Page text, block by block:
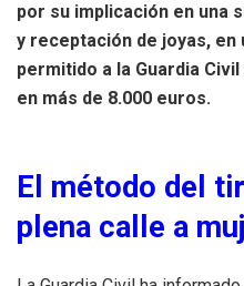
por su implicación en una
y receptación de joyas, en
permitido a la Guardia
en más de 8.000 euros.
El método del
plena calle a